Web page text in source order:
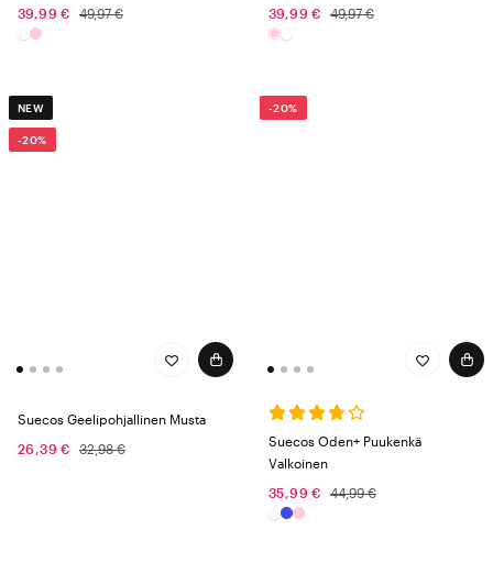
39,99 €
49,97 €
39,99 €
49,97 €
NEW
-20%
Suecos Geelipohjallinen Musta
26,39 €
32,98 €
-20%
Suecos Oden+ Puukenkä
Valkoinen
35,99 €
44,99 €